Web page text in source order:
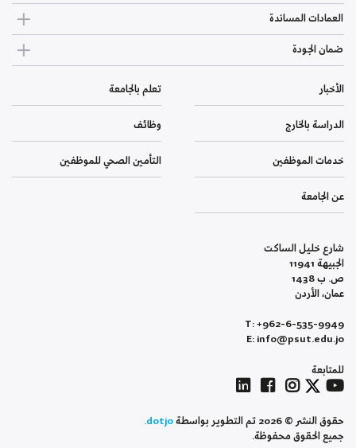
العمادات المساندة
ضمان الجودة
الأخبار تعلم بالجامعة
الدراسة بالخارج وظائف
خدمات الموظفين التأمين الصحي للموظفين
عن الجامعة
شارع خليل الساكت
الجبيهة 11941
ص. ب 1438
عمان، الأردن
T: +962-6-535-9949
E: info@psut.edu.jo
للمتابعة
حقوق النشر © 2026 تم التطوير بواسطة
dotjo.
جميع الحقوق محفوظة.